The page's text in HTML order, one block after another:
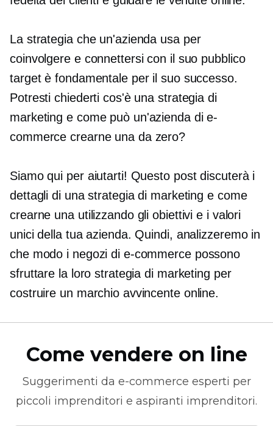
La strategia che un'azienda usa per
coinvolgere e connettersi con il suo pubblico
target è fondamentale per il suo successo.
Potresti chiederti cos'è una strategia di
marketing e come può un'azienda di e-
commerce crearne una da zero?
Siamo qui per aiutarti! Questo post discuterà i
dettagli di una strategia di marketing e come
crearne una utilizzando gli obiettivi e i valori
unici della tua azienda. Quindi, analizzeremo in
che modo i negozi di e-commerce possono
sfruttare la loro strategia di marketing per
costruire un marchio avvincente online.
Come vendere on line
Suggerimenti da e-commerce esperti per
piccoli imprenditori e aspiranti imprenditori.